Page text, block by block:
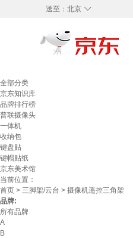
◇
送至： 北京
全部分类
京东知识库
品牌排行榜
普联摄像头
一体机
收纳包
键盘贴
键帽贴纸
京东美术馆
当前位置：
首页 > 三脚架/云台 > 摄像机遥控三角架
品牌:
所有品牌
A
B